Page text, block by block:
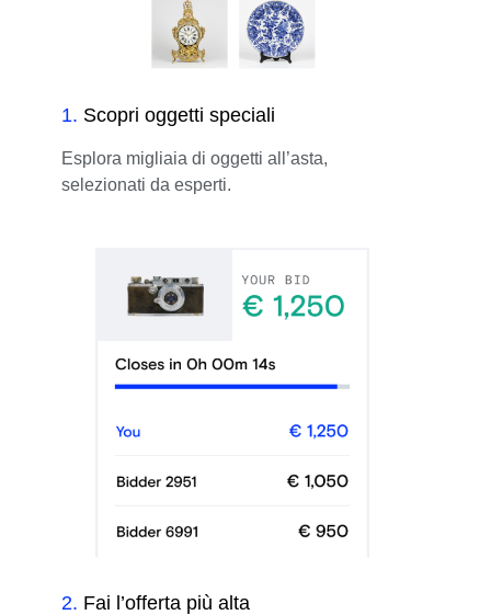
1. Scopri oggetti speciali
Esplora migliaia di oggetti all’asta,
selezionati da esperti.
2. Fai l’offerta più alta